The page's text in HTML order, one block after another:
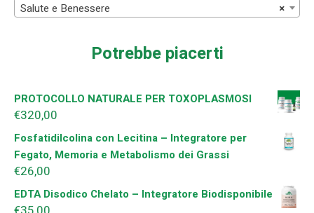
×
Salute e Benessere
Potrebbe piacerti
PROTOCOLLO NATURALE PER TOXOPLASMOSI
€320,00
Fosfatidilcolina con Lecitina – Integratore per
Fegato, Memoria e Metabolismo dei Grassi
€26,00
EDTA Disodico Chelato – Integratore Biodisponibile